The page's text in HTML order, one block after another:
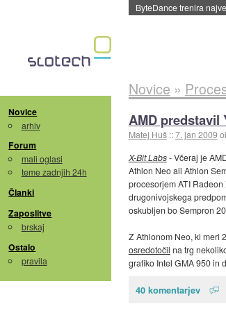
Spletne strani začele
Novice
arhiv
Forum
mali oglasi
teme zadnjih 24h
Članki
Zaposlitve
brskaj
Ostalo
pravila
Novice »
AMD predstavil
Matej Huš ::7. jan 2009
X-Bit Labs- Včeraj je
Athlon Neo ali Athlon
procesorjem ATI
drugonivojskega
oskubljen bo Sempron
Z Athlonom Neo, ki meri
osredotočil na trg
grafiko Intel GMA 950 in
40 komentarjev